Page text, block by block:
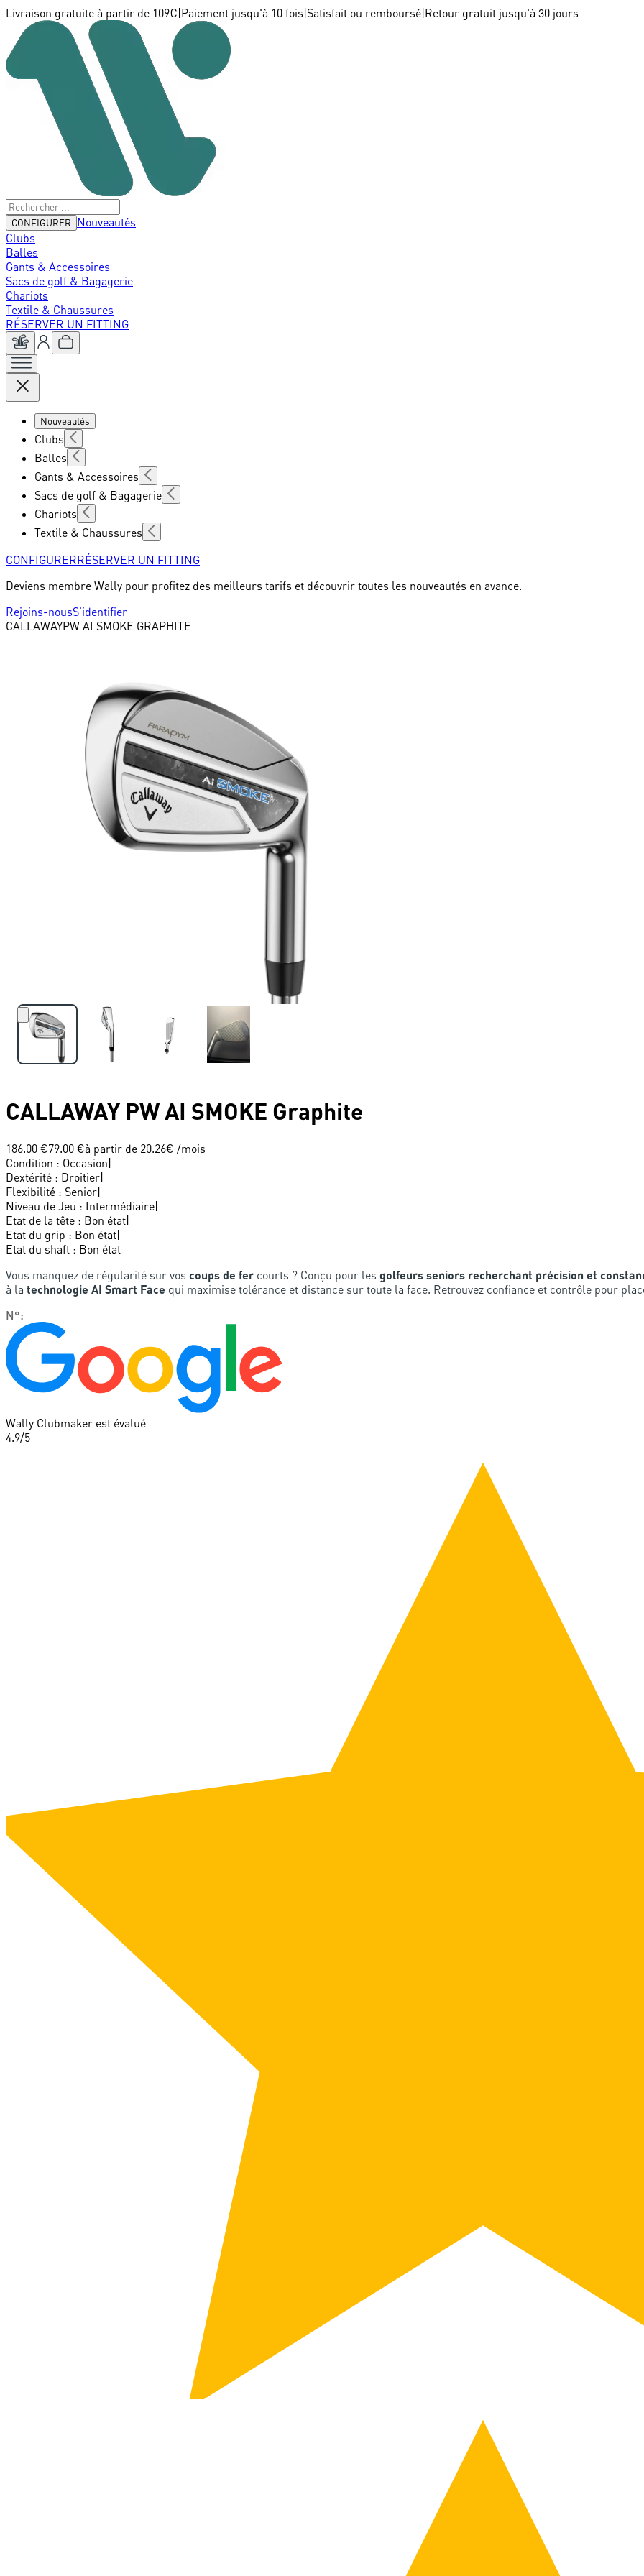
Livraison gratuite à partir de 109€ Paiement jusqu'à 10 fois Satisfait ou remboursé Retour gratuit jusqu'à 30 jours
CONFIGURER
Nouveautés
Clubs
Balles
Gants & Accessoires
Sacs de golf & Bagagerie
Chariots
Textile & Chaussures
RÉSERVER UN FITTING
Nouveautés
Clubs
Balles
Gants & Accessoires
Sacs de golf & Bagagerie
Chariots
Textile & Chaussures
CONFIGURERRÉSERVER UN FITTING
Deviens membre Wally pour profitez des meilleurs tarifs et découvrir toutes les nouveautés en avance.
Rejoins-nousS'identifier
CALLAWAYPW AI SMOKE GRAPHITE
CALLAWAY PW AI SMOKE Graphite
186.00 €79.00 €à partir de 20.26€ /mois
Condition : Occasion|
Dextérité : Droitier|
Flexibilité : Senior|
Niveau de Jeu : Intermédiaire|
Etat de la tête : Bon état|
Etat du grip : Bon état|
Etat du shaft : Bon état
Vous manquez de régularité sur vos coups de fer courts ? Conçu pour les golfeurs seniors recherchant précision et
à la technologie AI Smart Face qui maximise tolérance et distance sur toute la face. Retrouvez confiance et contrôle pour
N°:
Wally Clubmaker est évalué
4.9/5